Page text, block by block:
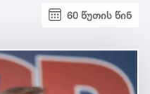
60 წუთის წინ